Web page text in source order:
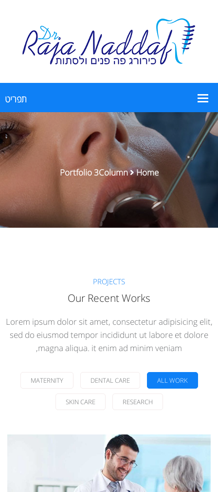
Home
Portfolio 3Column
PROJECTS
Our Recent Works
Lorem ipsum dolor sit amet, consectetur adipisicing elit,
sed do eiusmod tempor incididunt ut labore et dolore
magna aliqua. it enim ad minim veniam,
ALL WORK
DENTAL CARE
MATERNITY
RESEARCH
SKIN CARE
Demo Media Title 1
Dental Care
Skin Care